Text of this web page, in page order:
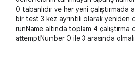
0 tabanlıdır ve her yeni çalıştırmada
bir test 3 kez ayrıntılı olarak yeniden
runName altında toplam 4 çalıştırma
attemptNumber 0 ile 3 arasında